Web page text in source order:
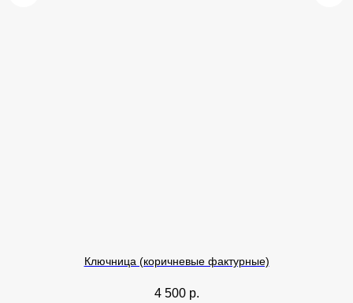
Ключница (коричневые фактурные)
4 500 р.